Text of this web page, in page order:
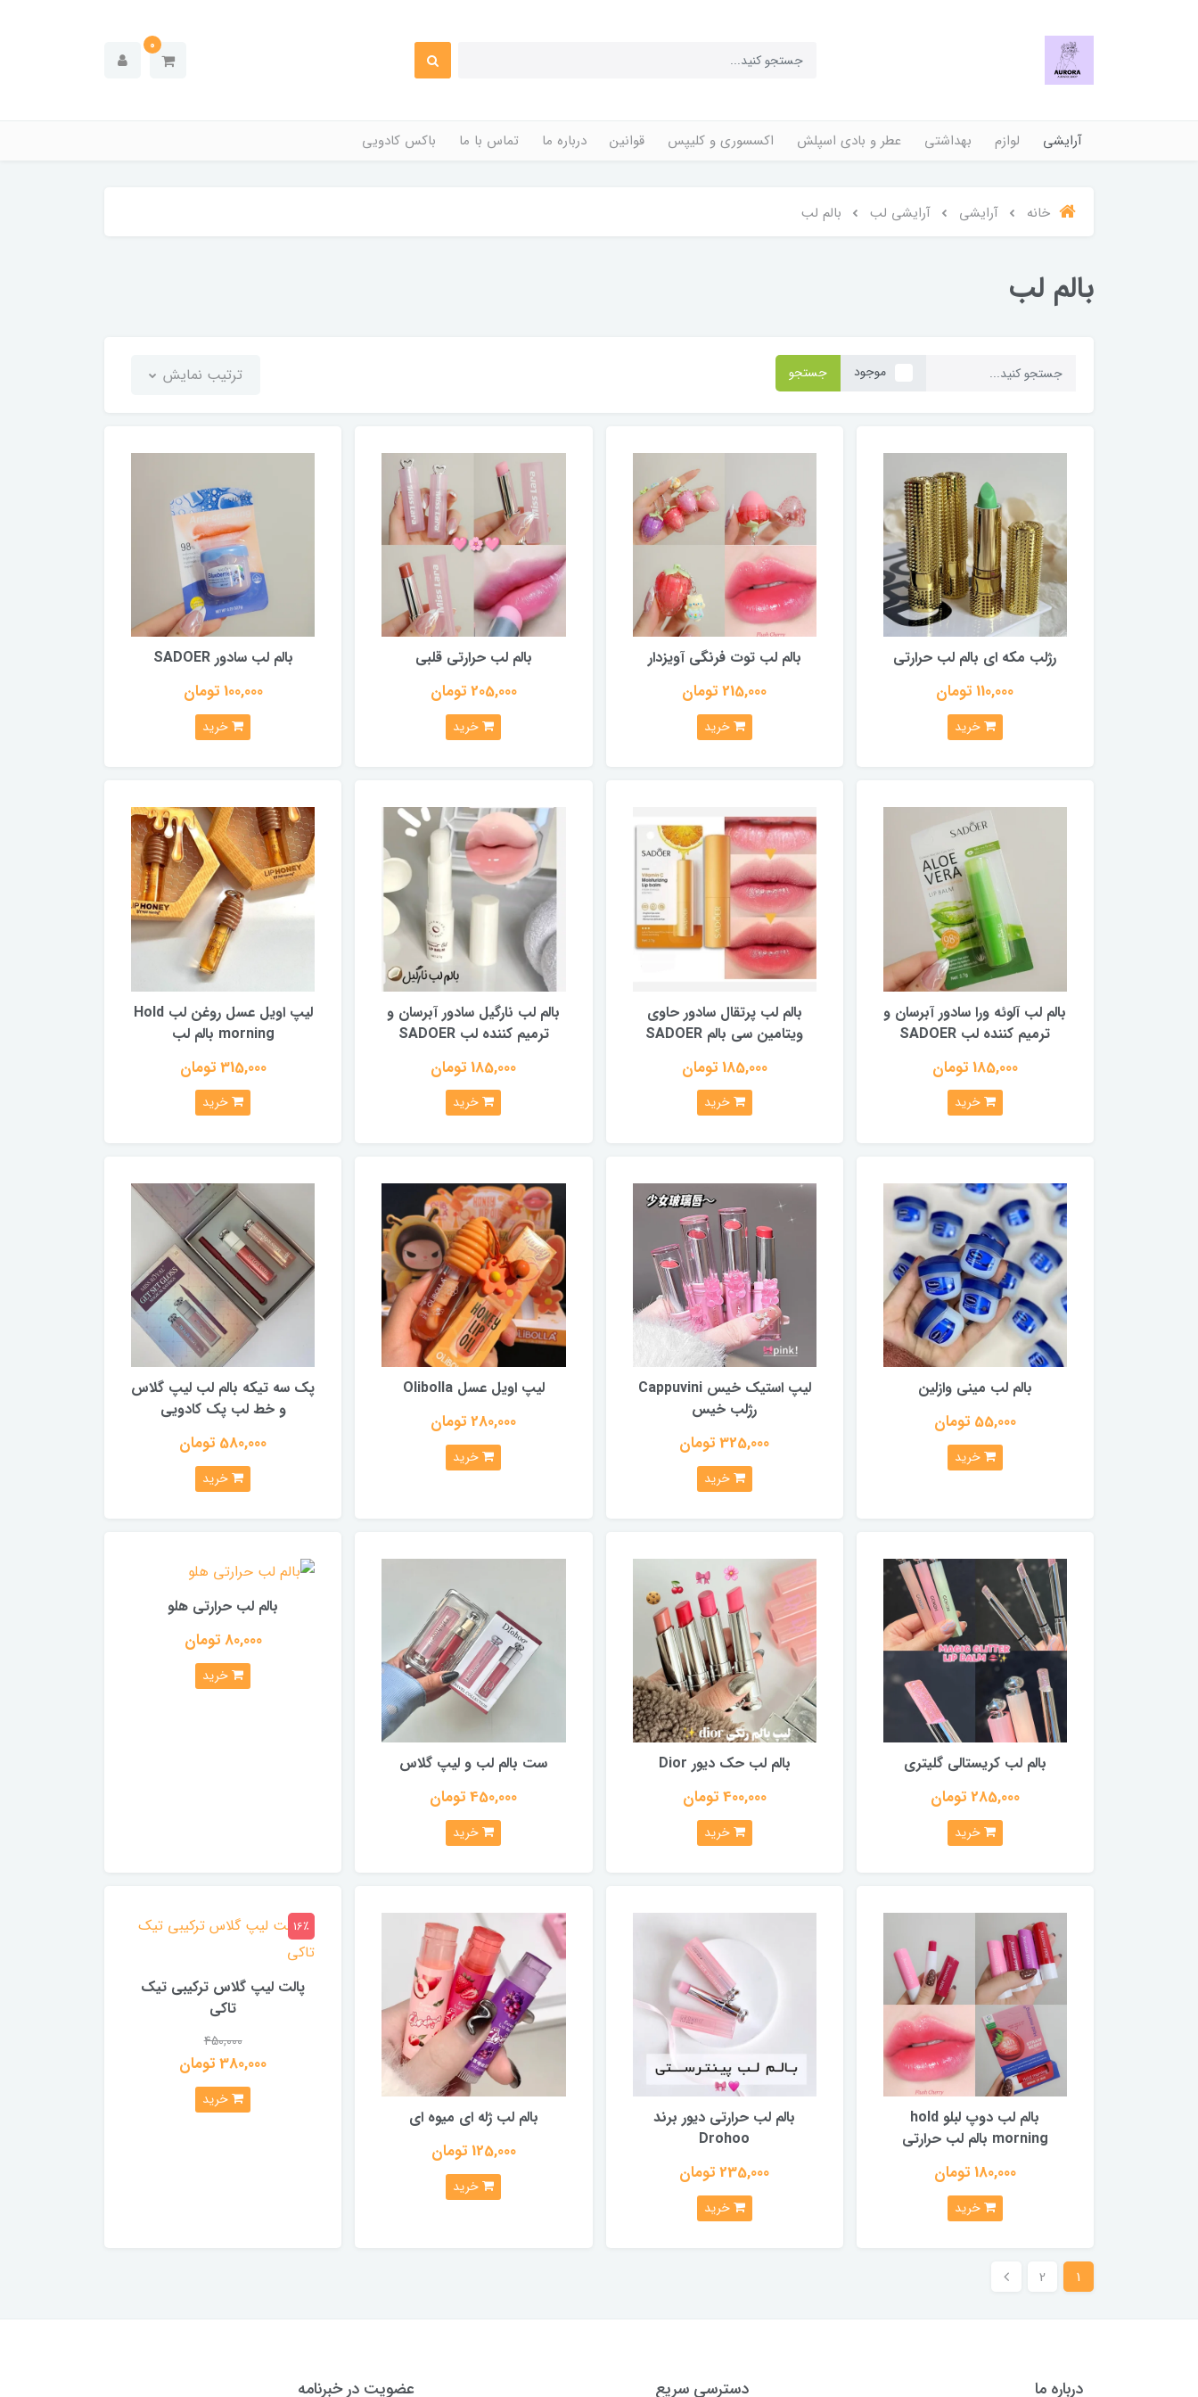
0
آرایشی لوازم بهداشتی عطر و بادی اسپلش اکسسوری و کلیپس قوانین درباره ما تماس با ما باکس کادویی
خانه آرایشی آرایشی لب بالم لب
بالم لب
موجود جستجو ترتیب نمایش
رژلب مکه ای بالم لب حرارتی
110,000 تومان
خرید
بالم لب توت فرنگی آویزدار
215,000 تومان
خرید
بالم لب حرارتی قلبی
205,000 تومان
خرید
بالم لب سادور SADOER
100,000 تومان
خرید
بالم لب آلوئه ورا سادور آبرسان و
ترمیم کننده لب SADOER
185,000 تومان
خرید
بالم لب پرتقال سادور حاوی
ویتامین سی بالم SADOER
185,000 تومان
خرید
بالم لب نارگیل سادور آبرسان و
ترمیم کننده لب SADOER
185,000 تومان
خرید
لیپ اویل عسل روغن لب Hold
morning بالم لب
315,000 تومان
خرید
بالم لب مینی وازلین
55,000 تومان
خرید
لیپ استیک خیس Cappuvini
رژلب خیس
325,000 تومان
خرید
لیپ اویل عسل Olibolla
280,000 تومان
خرید
پک سه تیکه بالم لب لیپ گلاس
و خط لب پک کادویی
580,000 تومان
خرید
بالم لب کریستالی گلیتری
285,000 تومان
خرید
بالم لب حک دیور Dior
400,000 تومان
خرید
ست بالم لب و لیپ گلاس
450,000 تومان
خرید
بالم لب حرارتی هلو
80,000 تومان
خرید
بالم لب دوپ لبلو hold
morning بالم لب حرارتی
180,000 تومان
خرید
بالم لب حرارتی دیور برند
Drohoo
235,000 تومان
خرید
بالم لب ژله ای میوه ای
125,000 تومان
خرید
پالت لیپ گلاس ترکیبی تیک
تاکی
450,000
380,000 تومان
16٪
خرید
1
2
درباره ما دسترسی سریع عضویت در خبرنامه